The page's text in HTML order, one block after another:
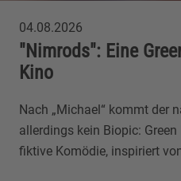
04.08.2026
"Nimrods": Eine
Kino
Nach „Michael“ kommt der
allerdings kein Biopic:
fiktive Komödie, inspiriert